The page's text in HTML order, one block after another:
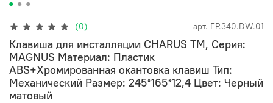
(0) арт. FP.340.DW.01
Клавиша для инсталляции CHARUS TM, Серия:
MAGNUS Материал: Пластик
ABS+Хромированная окантовка клавиш Тип:
Механический Размер: 245*165*12,4 Цвет: Черный
матовый